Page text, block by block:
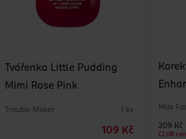
Tvářenka Little Pudding
Mimi Rose Pink
Trouble Maker 1 ks
109 Kč
Max
209 Kč
CLUB